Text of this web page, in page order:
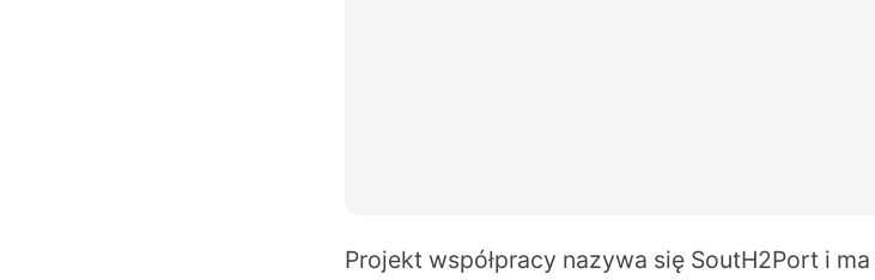
Projekt współpracy nazywa się SoutH2Port i